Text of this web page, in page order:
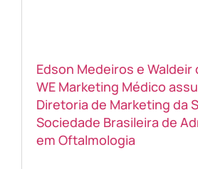
Edson Medeiros e Waldeir
WE Marketing Médico
Diretoria de Marketing da
Sociedade Brasileira de
em Oftalmologia